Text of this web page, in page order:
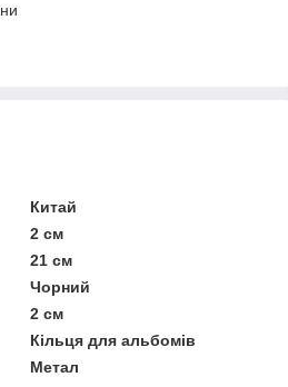
Китай
2 см
21 см
Чорний
2 см
Кільця для альбомів
Метал